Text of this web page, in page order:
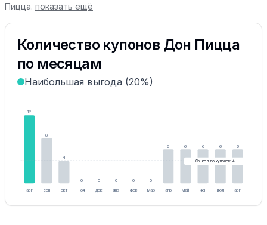
Пицца. показать ещё
Количество купонов Дон Пицца
по месяцам
Наибольшая выгода (20%)
12
авг
8
сен
4
окт
0
ноя
0
дек
0
янв
0
фев
0
мар
6
апр
6
май
6
июн
6
июл
6
авг
Ср. кол-во купонов: 4